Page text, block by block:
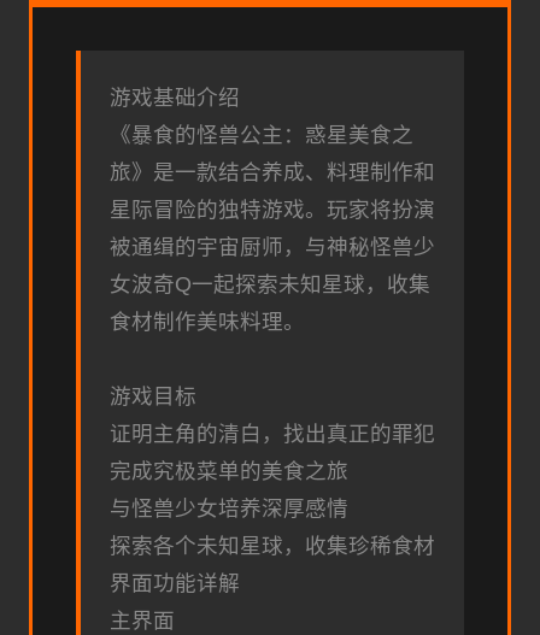
游戏基础介绍
《暴食的怪兽公主：惑星美食之
旅》是一款结合养成、料理制作和
星际冒险的独特游戏。玩家将扮演
被通缉的宇宙厨师，与神秘怪兽少
女波奇Q一起探索未知星球，收集
食材制作美味料理。
游戏目标
证明主角的清白，找出真正的罪犯
完成究极菜单的美食之旅
与怪兽少女培养深厚感情
探索各个未知星球，收集珍稀食材
界面功能详解
主界面